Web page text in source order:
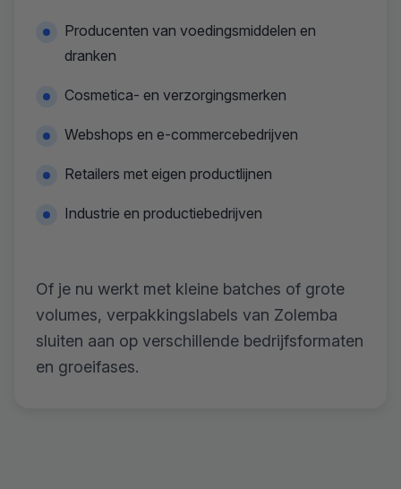
Producenten van voedingsmiddelen en
dranken
Cosmetica- en verzorgingsmerken
Webshops en e-commercebedrijven
Retailers met eigen productlijnen
Industrie en productiebedrijven
Of je nu werkt met kleine batches of grote
volumes, verpakkingslabels van Zolemba
sluiten aan op verschillende bedrijfsformaten
en groeifases.